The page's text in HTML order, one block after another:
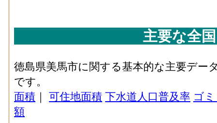
主要な全
徳島県美馬市に関する基本的な主要デ
です。
面積
可住地面積 下水道人口普及率 ゴ
額